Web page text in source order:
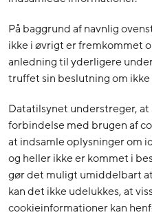
På baggrund af navnlig
ikke i øvrigt er fremkommet
anledning til yderligere
truffet sin beslutning om
Datatilsynet understreger, at
forbindelse med brugen af
at indsamle oplysninger om
og heller ikke er kommet i
gør det muligt umiddelbart
kan det ikke udelukkes, at
cookieinformationer kan